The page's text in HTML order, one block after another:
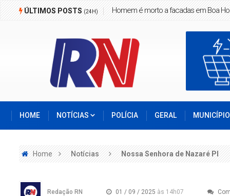
ÚLTIMOS POSTS(24H) Homem é morto a facadas em Boa
HOME NOTÍCIAS POLÍCIA GERAL
Home Notícias Nossa Senhora de Nazaré PI
Redação RN 01 / 09 / 2025 às 14h07